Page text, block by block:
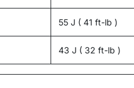
55 J ( 41 ft-lb )
43 J ( 32 ft-lb )